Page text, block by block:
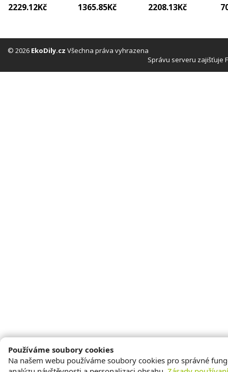
volantu (Tyčky
2229.12Kč
kW 4511 cm3
7L0419501BR
(Tyčky řízení)
1365.85Kč
kW 5461 cm3
A2124601416
(Tyčky řízení)
2208.13Kč
© 2026 EkoDily.cz Všechna práva vyhrazena
Správu serveru zajišťuje
Používáme soubory cookies
Na našem webu používáme soubory cookies pro správné